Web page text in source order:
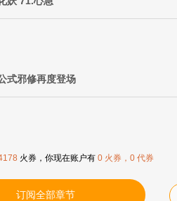
式邪修再度登场
火券，你现在账户有 0 火券，0 代券
订阅全部章节